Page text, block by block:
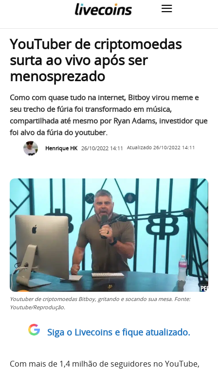
YouTuber de criptomoedas
surta ao vivo após ser
menosprezado
Como com quase tudo na internet, Bitboy virou meme e
seu trecho de fúria foi transformado em música,
compartilhada até mesmo por Ryan Adams, investidor que
foi alvo da fúria do youtuber.
Henrique HK 26/10/2022 14:11 Atualizado 26/10/2022 14:11
Youtuber de criptomoedas Bitboy, gritando e socando sua mesa. Fonte:
Youtube/Reprodução.
Siga o Livecoins e fique atualizado.
Com mais de 1,4 milhão de seguidores no YouTube,